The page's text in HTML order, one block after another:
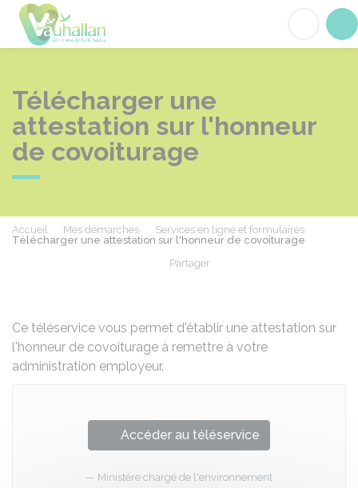
Télécharger une
attestation sur l'honneur
de covoiturage
Accueil Mes démarches
Services en ligne et formulaires
Télécharger une attestation sur l'honneur de covoiturage
Partager
Ce téléservice vous permet d'établir une attestation sur
l'honneur de covoiturage à remettre à votre
administration employeur.
Accéder au téléservice
Ministère chargé de l'environnement